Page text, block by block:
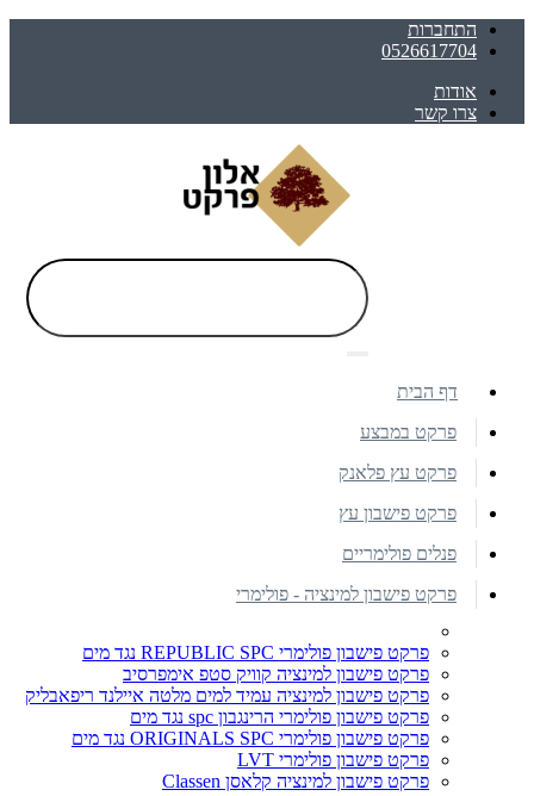
התחברות
0526617704
אודות
צרו קשר
דף הבית
פרקט במבצע
פרקט עץ פלאנק
פרקט פישבון עץ
פנלים פולימריים
פרקט פישבון למינציה - פולימרי
פרקט פישבון פולימרי REPUBLIC SPC נגד מים
פרקט פישבון למינציה קוויק סטפ אימפרסיב
פרקט פישבון למינציה עמיד למים מלטה איילנד ריפאבליק
פרקט פישבון פולימרי הרינגבון spc נגד מים
פרקט פישבון פולימרי ORIGINALS SPC נגד מים
פרקט פישבון פולימרי LVT
פרקט פישבון למינציה קלאסן Classen